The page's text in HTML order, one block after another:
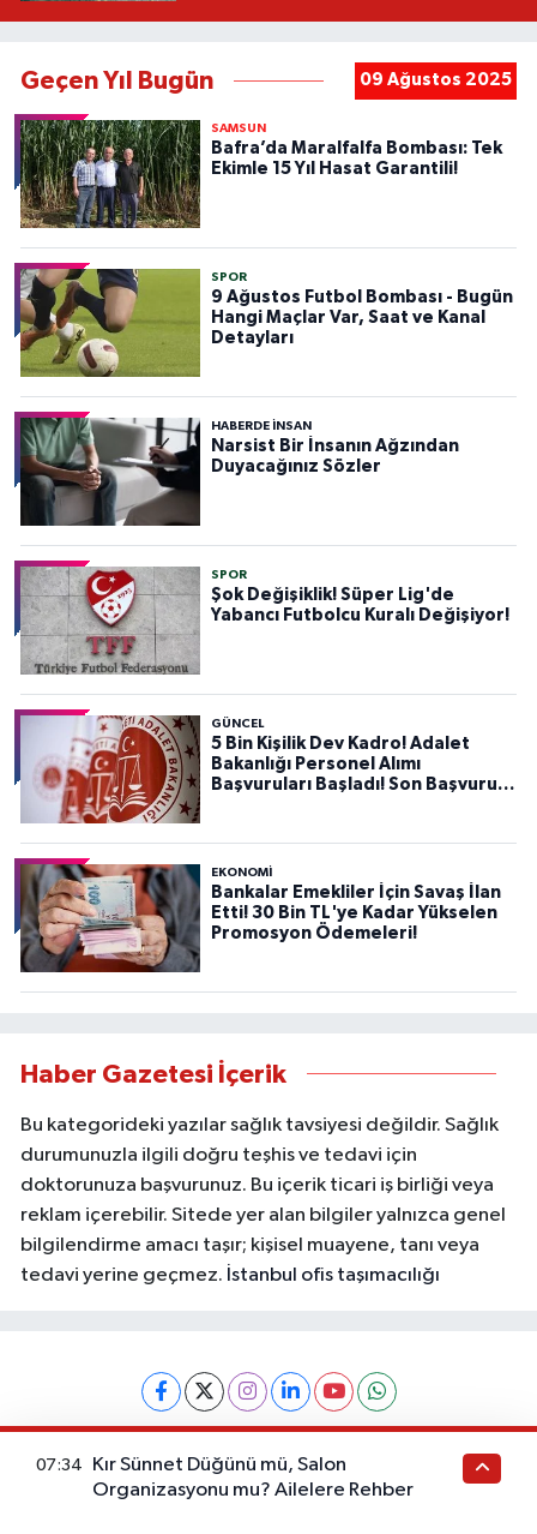
Geçen Yıl Bugün 09 Ağustos 2025
SAMSUN
Bafra’da Maralfalfa Bombası: Tek
Ekimle 15 Yıl Hasat Garantili!
SPOR
9 Ağustos Futbol Bombası - Bugün
Hangi Maçlar Var, Saat ve Kanal
Detayları
HABERDE INSAN
Narsist Bir İnsanın Ağzından
Duyacağınız Sözler
SPOR
Şok Değişiklik! Süper Lig'de
Yabancı Futbolcu Kuralı Değişiyor!
GÜNCEL
5 Bin Kişilik Dev Kadro! Adalet
Bakanlığı Personel Alımı
Başvuruları Başladı! Son Başvuru
EKONOMİ
Bankalar Emekliler İçin Savaş İlan
Etti! 30 Bin TL'ye Kadar Yükselen
Promosyon Ödemeleri!
Haber Gazetesi İçerik
Bu kategorideki yazılar sağlık tavsiyesi değildir. Sağlık
durumunuzla ilgili doğru teşhis ve tedavi için
doktorunuza başvurunuz. Bu içerik ticari iş birliği veya
reklam içerebilir. Sitede yer alan bilgiler yalnızca genel
bilgilendirme amacı taşır; kişisel muayene, tanı veya
tedavi yerine geçmez. İstanbul ofis taşımacılığı
Kullanım Koşulları
KVKK Aydınlatma Metni
07:34
Kır Sünnet Düğünü mü, Salon
Organizasyonu mu? Ailelere Rehber